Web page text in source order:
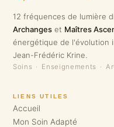
12 fréquences de lumière
Archanges et Maîtres
énergétique de l'évolution
Jean-Frédéric Krine.
Soins · Enseignements ·
LIENS UTILES
Accueil
Mon Soin Adapté